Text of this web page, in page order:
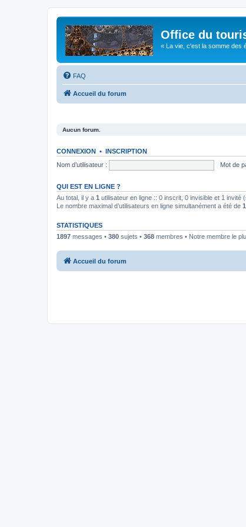
Office du
« La vie, c'est la somme des
FAQ
Accueil du forum
Aucun forum.
CONNEXION • INSCRIPTION
Nom d’utilisateur :
Mot de
QUI EST EN LIGNE ?
Au total, il y a 1 utilisateur en ligne :: 0 inscrit, 0 invisible et 1 invité
Le nombre maximal d’utilisateurs en ligne simultanément a été de
STATISTIQUES
1897 messages • 380 sujets • 368 membres • Notre membre le
Accueil du forum